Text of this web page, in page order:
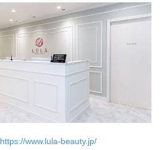
https://www.lula-beauty.jp/